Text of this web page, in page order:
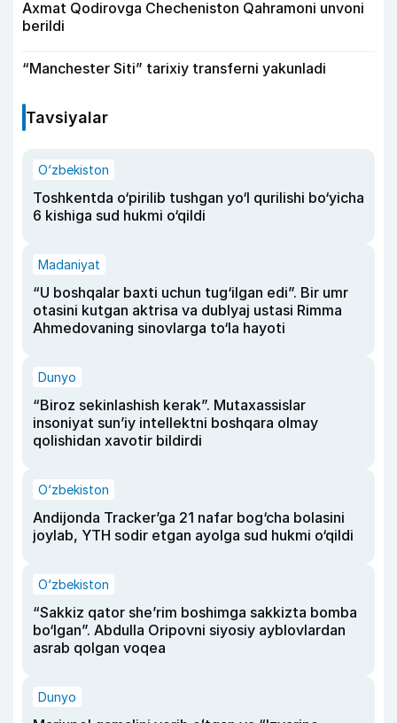
Axmat Qodirovga Checheniston Qahramoni unvoni
berildi
“Manchester Siti” tarixiy transferni yakunladi
Tavsiyalar
O‘zbekiston
Toshkentda o‘pirilib tushgan yo‘l qurilishi bo‘yicha
6 kishiga sud hukmi o‘qildi
Madaniyat
“U boshqalar baxti uchun tug‘ilgan edi”. Bir umr
otasini kutgan aktrisa va dublyaj ustasi Rimma
Ahmedovaning sinovlarga to‘la hayoti
Dunyo
“Biroz sekinlashish kerak”. Mutaxassislar
insoniyat sun’iy intellektni boshqara olmay
qolishidan xavotir bildirdi
O‘zbekiston
Andijonda Tracker’ga 21 nafar bog‘cha bolasini
joylab, YTH sodir etgan ayolga sud hukmi o‘qildi
O‘zbekiston
“Sakkiz qator she’rim boshimga sakkizta bomba
bo‘lgan”. Abdulla Oripovni siyosiy ayblovlardan
asrab qolgan voqea
Dunyo